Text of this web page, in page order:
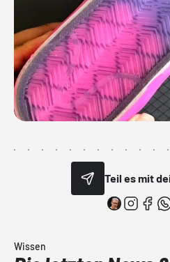
Teil es mit
Wissen